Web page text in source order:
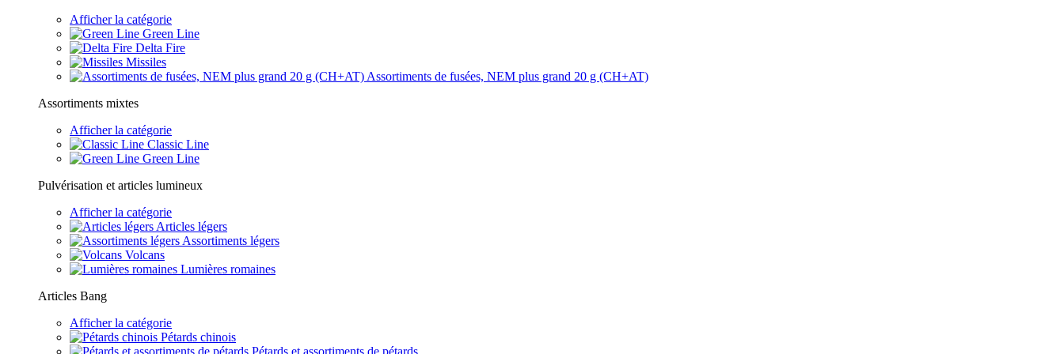
Afficher la catégorie
Green Line
Delta Fire
Missiles
Assortiments de fusées, NEM plus grand 20 g (CH+AT)
Assortiments mixtes
Afficher la catégorie
Classic Line
Green Line
Pulvérisation et articles lumineux
Afficher la catégorie
Articles légers
Assortiments légers
Volcans
Lumières romaines
Articles Bang
Afficher la catégorie
Pétards chinois
Pétards et assortiments de pétards